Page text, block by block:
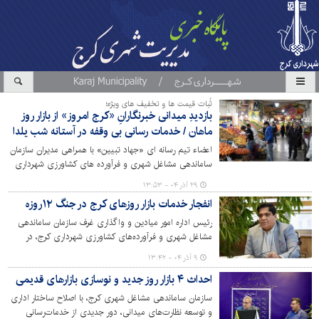
ثُبات قیمت ها و تخفیف های ویژه؛
بازدیدِ میدانی خبرنگارانِ «کرج امروز» از بازار روز
ماهان / خدمات رسانی بی وقفه در آستانه شب یلدا
اعضاء تیم رسانه ای «جهاد تبیین» با همراهی مدیران سازمان
ساماندهی مشاغل شهری و فرآورده های کشاورزی شهرداری
کرج در آستانه شب «یلدا» و با هدف نظارت بر روند خدمات
رسانی به شهروندان در بازار روز ماهان حضور یافتند و از نزدیک
به تماشای چگونگی نرخ گذاری، روند توزیع و عرضه محصولات،
نحوه پاسخگویی غُرفه داران و بررسی کیفیت سیمای محیطی
و رعایت بهداشت عمومی پرداختند.
۲۹ آذر ۰۴ - ۱۳:۵۳
انفجار خدمات بازار روزهای کرج در جنگ ۱۲روزه
رئیس اداره امور میادین و واگذاری غرف سازمان ساماندهی
مشاغل شهری و فرآورده‌های کشاورزی شهرداری کرج، در
نشست رسانه‌ای «جهاد تبیین» با تشریح عملکرد بازارهای روز
در شرایط ویژه «جنگ ۱۲روزه»، از فعالیت چندبرابری این
مراکز، کنترل نوسانات بازار و تصویب احداث چهار بازار روز
جدید در نقاط مختلف شهر خبر داد.
۹ آذر ۰۴ - ۱۳:۴۲
احداث ۴ بازار روز جدید و نوسازی بازارهای قدیمی
سازمان ساماندهی مشاغل شهری کرج، با اصلاح ساختار اداری
و توسعه نظارت‌های میدانی، دور جدیدی از خدمات‌رسانی